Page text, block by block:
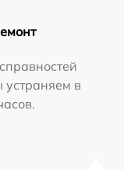
устраняем в